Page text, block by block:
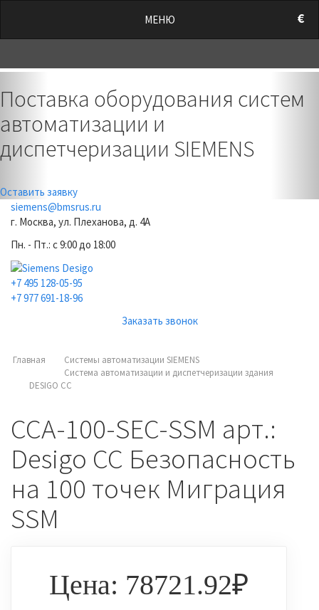
€
МЕНЮ
Поставка оборудования систем
автоматизации и
диспетчеризации SIEMENS
Оставить заявку
siemens@bmsrus.ru
г. Москва, ул. Плеханова, д. 4А
Пн. - Пт.: c 9:00 до 18:00
+7 495 128-05-95
+7 977 691-18-96
Заказать звонок
Главная
Системы автоматизации SIEMENS
Система автоматизации и диспетчеризации здания
DESIGO CC
CCA-100-SEC-SSM арт.:
Desigo CC Безопасность
на 100 точек Миграция
SSM
Цена: 78721.92₽